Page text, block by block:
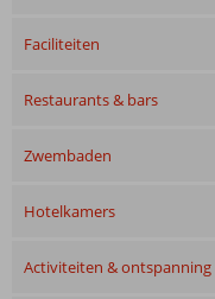
Faciliteiten
Restaurants & bars
Zwembaden
Hotelkamers
Activiteiten & ontspanning